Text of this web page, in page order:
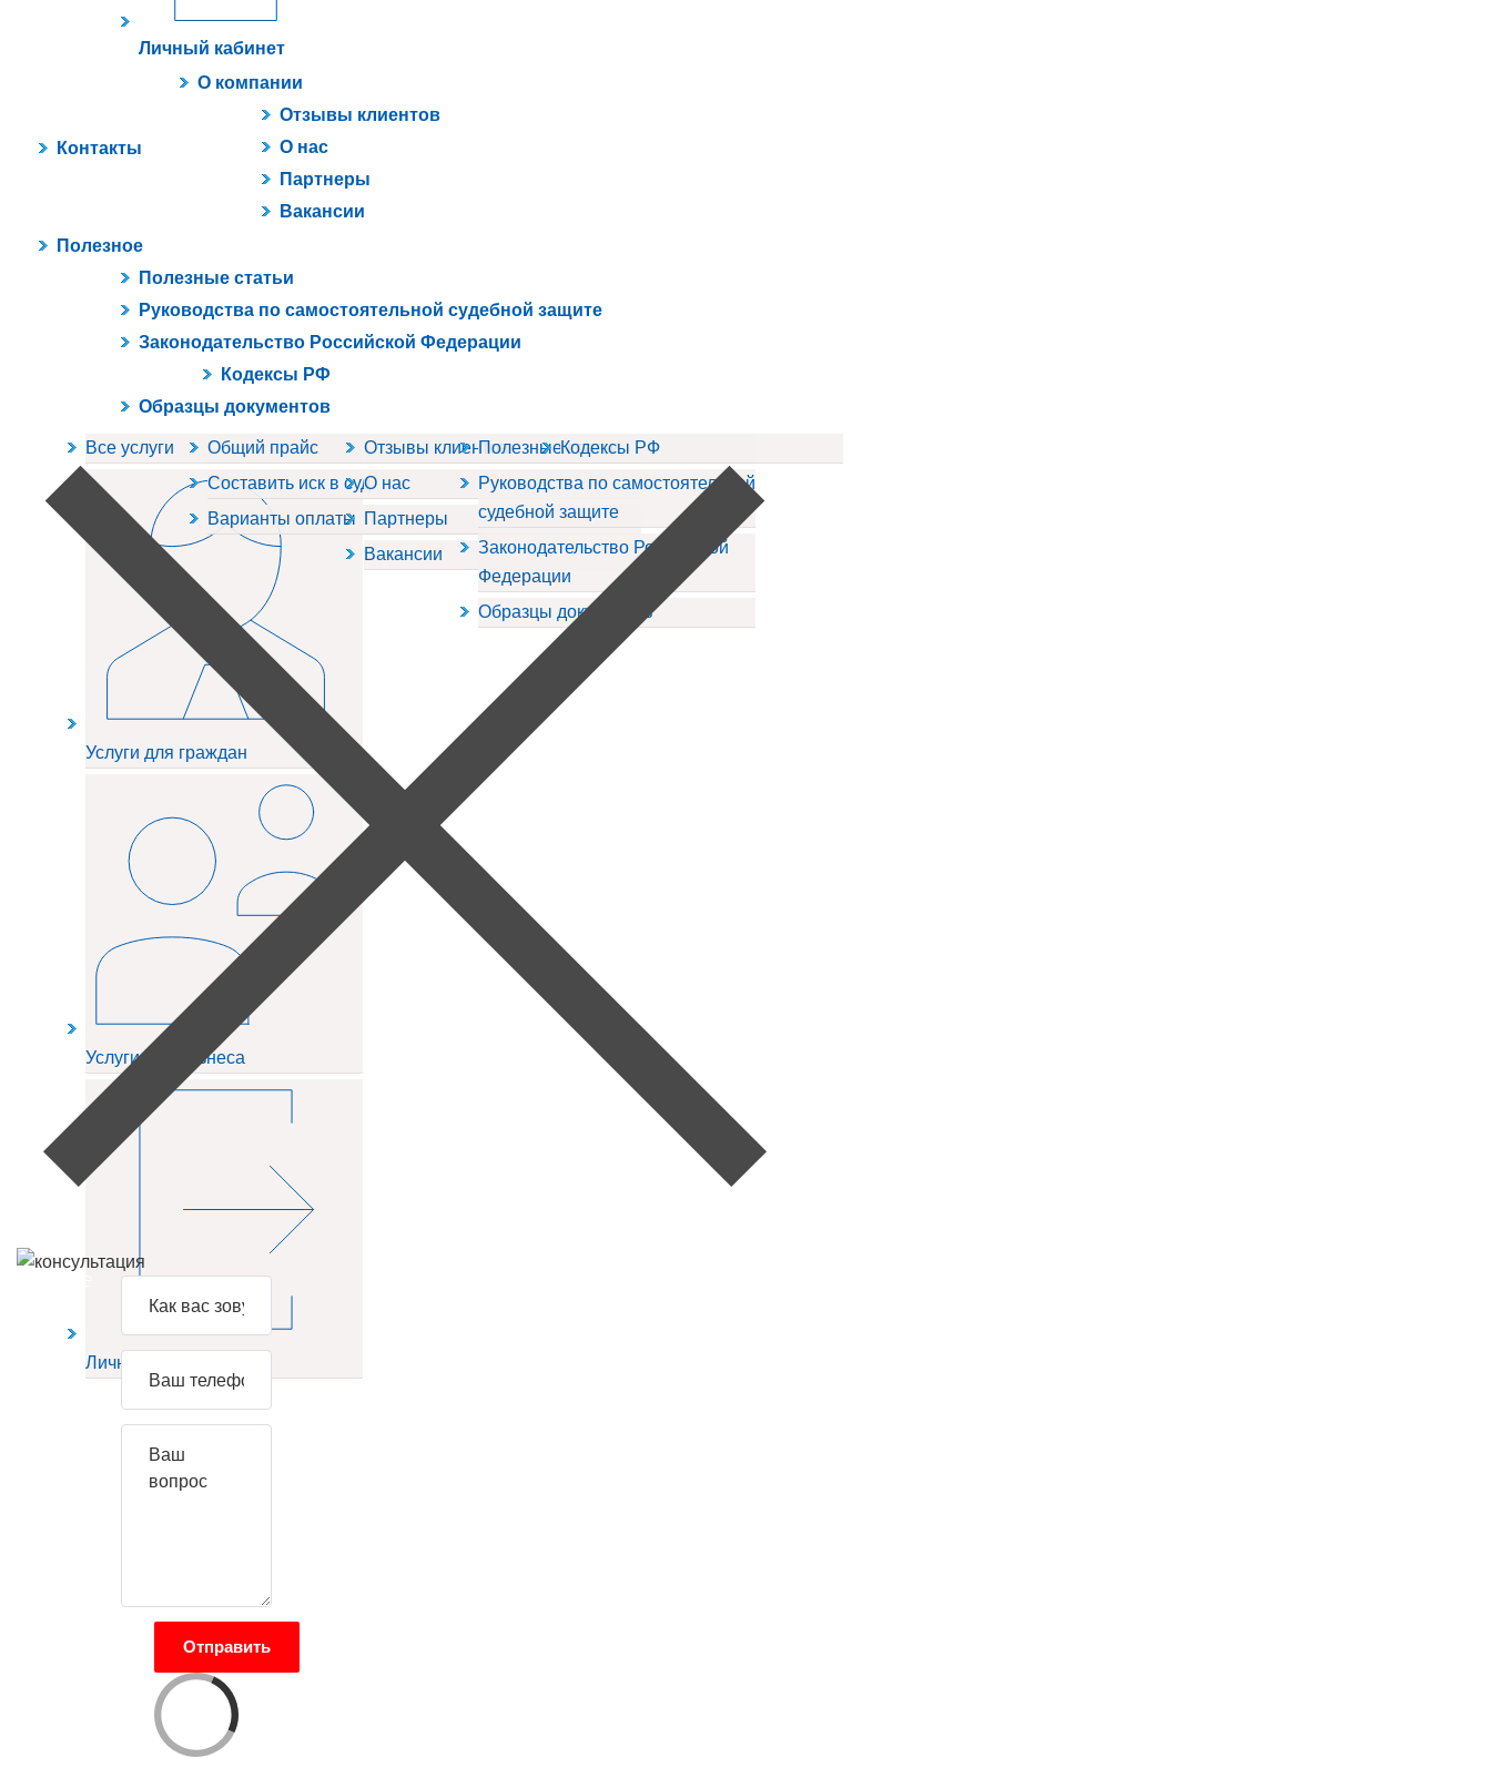
Все услуги
Услуги для граждан
Услуги для бизнеса
Личный кабинет
Общий прайс
Составить иск в суд
Варианты оплаты
Отзывы клиентов
О нас
Партнеры
Вакансии
Полезные статьи
Руководства по самостоятельной
судебной защите
Законодательство Российской
Федерации
Кодексы РФ
Образцы документов
Личный кабинет
Контакты
О компании
Отзывы клиентов
О нас
Партнеры
Вакансии
Полезное
Полезные статьи
Руководства по самостоятельной судебной защите
Законодательство Российской Федерации
Кодексы РФ
Образцы документов
вопрос
Отправить